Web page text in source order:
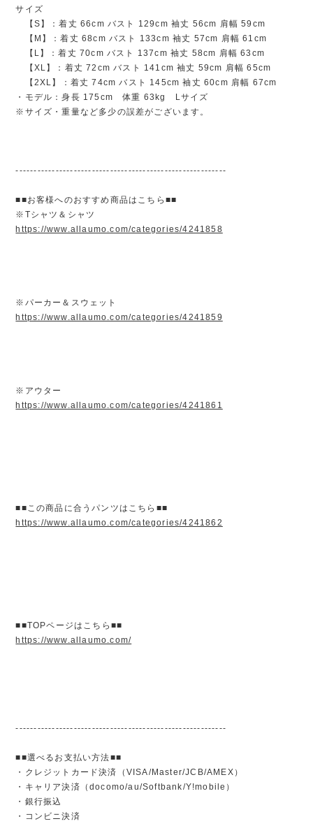
サイズ
【S】：着丈 66cm バスト 129cm 袖丈 56cm 肩幅 59cm
【M】：着丈 68cm バスト 133cm 袖丈 57cm 肩幅 61cm
【L】：着丈 70cm バスト 137cm 袖丈 58cm 肩幅 63cm
【XL】：着丈 72cm バスト 141cm 袖丈 59cm 肩幅 65cm
【2XL】：着丈 74cm バスト 145cm 袖丈 60cm 肩幅 67cm
・モデル：身長 175cm 体重 63kg Lサイズ
※サイズ・重量など多少の誤差がございます。
----------------------------------------------------------
■■お客様へのおすすめ商品はこちら■■
※Tシャツ＆シャツ
https://www.allaumo.com/categories/4241858
※パーカー＆スウェット
https://www.allaumo.com/categories/4241859
※アウター
https://www.allaumo.com/categories/4241861
■■この商品に合うパンツはこちら■■
https://www.allaumo.com/categories/4241862
■■TOPページはこちら■■
https://www.allaumo.com/
----------------------------------------------------------
■■選べるお支払い方法■■
・クレジットカード決済（VISA/Master/JCB/AMEX）
・キャリア決済（docomo/au/Softbank/Y!mobile）
・銀行振込
・コンビニ決済